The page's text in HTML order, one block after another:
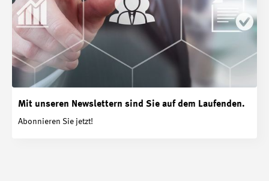
Mit unseren Newslettern sind Sie auf dem Laufenden.
Abonnieren Sie jetzt!